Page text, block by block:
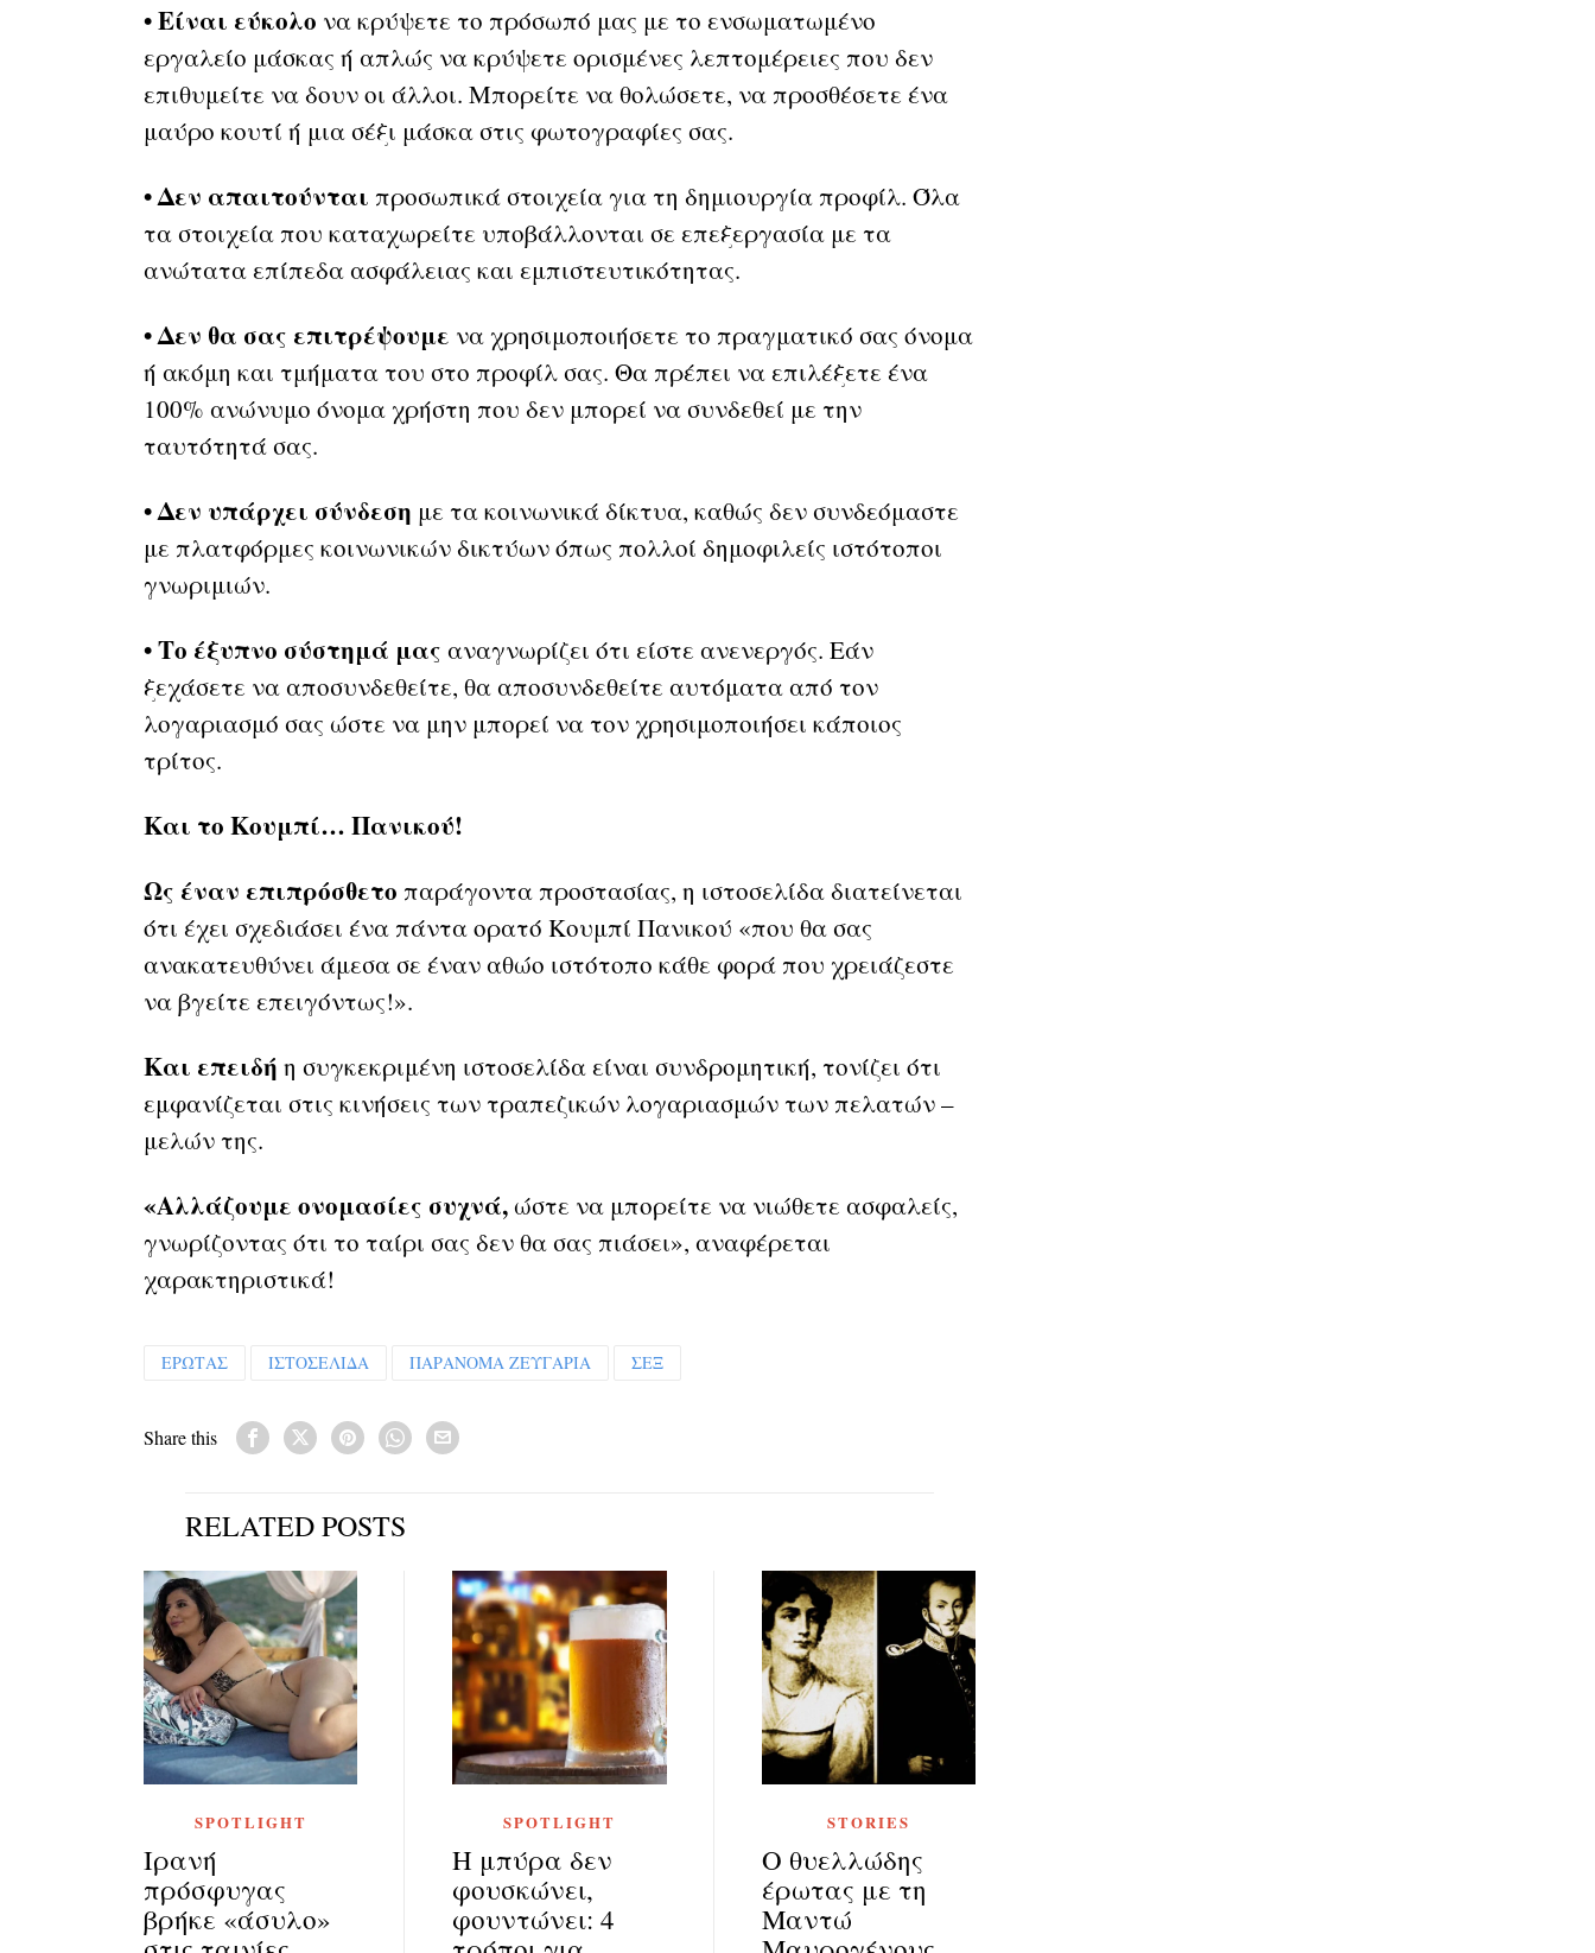
• Είναι εύκολο να κρύψετε το πρόσωπό μας με το ενσωματωμένο
εργαλείο μάσκας ή απλώς να κρύψετε ορισμένες λεπτομέρειες που δεν
επιθυμείτε να δουν οι άλλοι. Μπορείτε να θολώσετε, να προσθέσετε ένα
μαύρο κουτί ή μια σέξι μάσκα στις φωτογραφίες σας.
• Δεν απαιτούνται προσωπικά στοιχεία για τη δημιουργία προφίλ. Όλα
τα στοιχεία που καταχωρείτε υποβάλλονται σε επεξεργασία με τα
ανώτατα επίπεδα ασφάλειας και εμπιστευτικότητας.
• Δεν θα σας επιτρέψουμε να χρησιμοποιήσετε το πραγματικό σας όνομα
ή ακόμη και τμήματα του στο προφίλ σας. Θα πρέπει να επιλέξετε ένα
100% ανώνυμο όνομα χρήστη που δεν μπορεί να συνδεθεί με την
ταυτότητά σας.
• Δεν υπάρχει σύνδεση με τα κοινωνικά δίκτυα, καθώς δεν συνδεόμαστε
με πλατφόρμες κοινωνικών δικτύων όπως πολλοί δημοφιλείς ιστότοποι
γνωριμιών.
• Το έξυπνο σύστημά μας αναγνωρίζει ότι είστε ανενεργός. Εάν
ξεχάσετε να αποσυνδεθείτε, θα αποσυνδεθείτε αυτόματα από τον
λογαριασμό σας ώστε να μην μπορεί να τον χρησιμοποιήσει κάποιος
τρίτος.
Και το Κουμπί… Πανικού!
Ως έναν επιπρόσθετο παράγοντα προστασίας, η ιστοσελίδα διατείνεται
ότι έχει σχεδιάσει ένα πάντα ορατό Κουμπί Πανικού «που θα σας
ανακατευθύνει άμεσα σε έναν αθώο ιστότοπο κάθε φορά που χρειάζεστε
να βγείτε επειγόντως!».
Και επειδή η συγκεκριμένη ιστοσελίδα είναι συνδρομητική, τονίζει ότι
εμφανίζεται στις κινήσεις των τραπεζικών λογαριασμών των πελατών –
μελών της.
«Αλλάζουμε ονομασίες συχνά,ώστε να μπορείτε να νιώθετε ασφαλείς,
γνωρίζοντας ότι το ταίρι σας δεν θα σας πιάσει», αναφέρεται
χαρακτηριστικά!
ΕΡΩΤΑΣ ΙΣΤΟΣΕΛΙΔΑ ΠΑΡΑΝΟΜΑ ΖΕΥΓΑΡΙΑ ΣΕΞ
Share this
RELATED POSTS
SPOTLIGHT
Ιρανή
πρόσφυγας
βρήκε «άσυλο»
SPOTLIGHT
Η μπύρα δεν
φουσκώνει,
φουντώνει: 4
STORIES
Ο θυελλώδης
έρωτας με τη
Μαντώ